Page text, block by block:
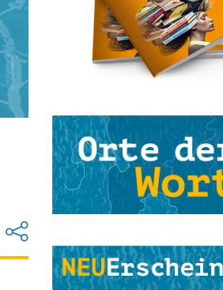
3. Juni 2021
Hamburger
negativ! Auftakt
Online-Lesung
Workshop: Antje von Stemm
Online-Lesung
4. Juni 2021
Fensterlesung : Petra
Erzählprogramm für große
Vor Ort Lesung
4. Juni 2021
Sarah Just // sasa - terra
Land